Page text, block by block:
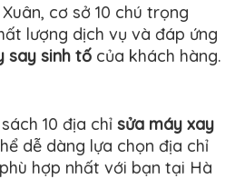
cơ sở 10 chú trọng
lượng dịch vụ và đáp ứng
say sinh tố của khách hàng.
10 địa chỉ sửa máy xay
dễ dàng lựa chọn địa chỉ
phù hợp nhất với bạn tại Hà